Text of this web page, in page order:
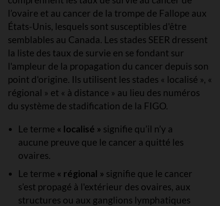
l’ovaire et au cancer de la trompe de Fallope aux
États-Unis, lesquels sont susceptibles d'être
semblables au Canada. Les stades SEER dressent
la liste des taux de survie en se fondant sur
l'ampleur de la propagation du cancer depuis son
point d'origine. Ils utilisent les stades « localisé », «
régional » et « à distance » au lieu des numéros
du système de stadification de la FIGO.
Le terme « localisé » signifie qu’il n’y a
aucune preuve que le cancer a quitté les
ovaires.
Le terme « régional » signifie que le cancer
s’est propagé à l'extérieur des ovaires, aux
structures ou aux ganglions lymphatiques